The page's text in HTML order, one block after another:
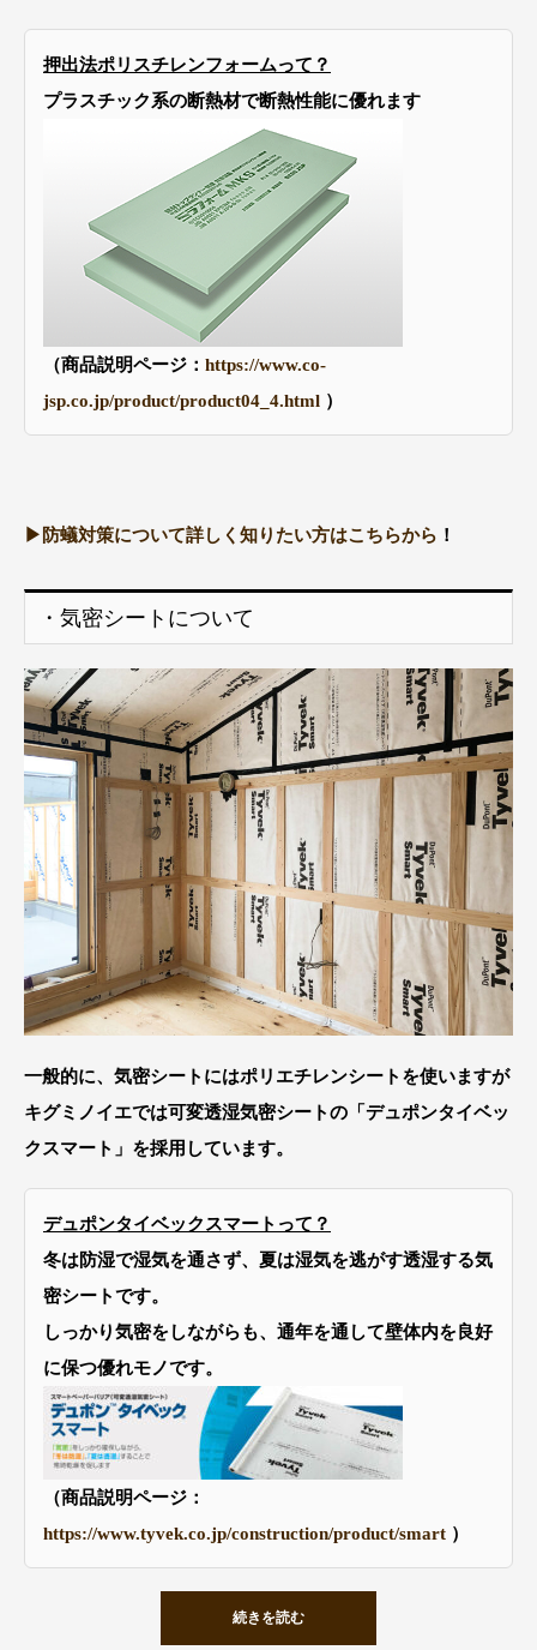
押出法ポリスチレンフォームって？
プラスチック系の断熱材で断熱性能に優れます
（商品説明ページ： https://www.co-
jsp.co.jp/product/product04_4.html ）
▶︎防蟻対策について詳しく知りたい方はこちらから ！
・気密シートについて
一般的に、気密シートにはポリエチレンシートを使いますが
キグミノイエでは可変透湿気密シートの「デュポンタイベッ
クスマート」を採用しています。
デュポンタイベックスマートって？
冬は防湿で湿気を通さず、夏は湿気を逃がす透湿する気
密シートです。
しっかり気密をしながらも、通年を通して壁体内を良好
に保つ優れモノです。
（商品説明ページ：
https://www.tyvek.co.jp/construction/product/smart ）
続きを読む